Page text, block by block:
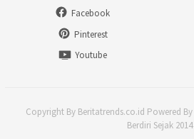
Facebook
Pinterest
Youtube
Copyright By Beritatrends.co.id Powered By
Berdiri Sejak 2014